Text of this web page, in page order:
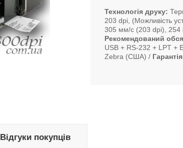
Технологія друку
203 dpi, (Можливість
305 мм/с (203 dpi), 254
Рекомендований
USB + RS-232 + LPT +
Zebra (США)
Гарантія
Відгуки покупців